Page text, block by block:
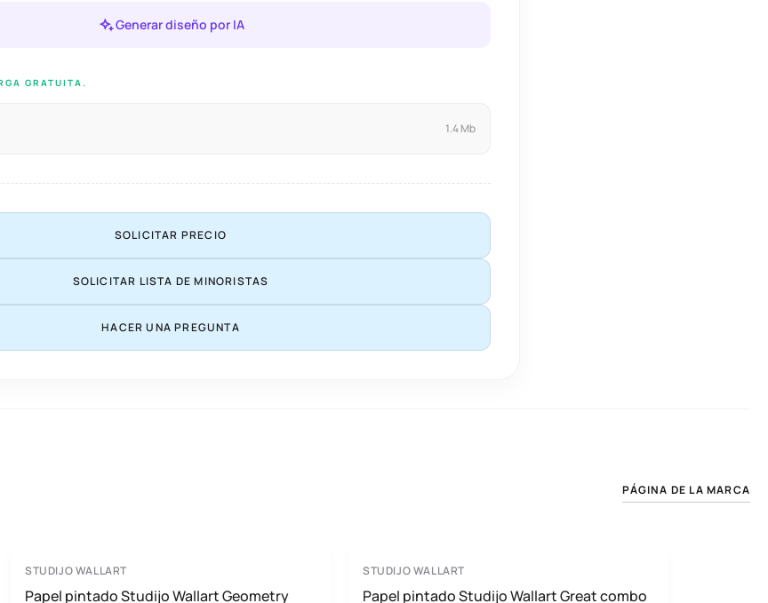
Generar diseño por IA
GRATUITA.
1.4 Mb
SOLICITAR PRECIO
SOLICITAR LISTA DE MINORISTAS
HACER UNA PREGUNTA
PÁGINA DE LA MARCA
STUDIJO WALLART
Papel pintado Studijo Wallart Geometry
STUDIJO WALLART
Papel pintado Studijo Wallart Great combo